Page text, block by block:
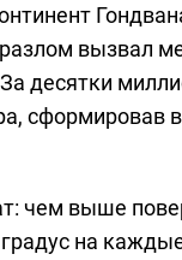
вызвал
десятки
сформировав
чем выше
на